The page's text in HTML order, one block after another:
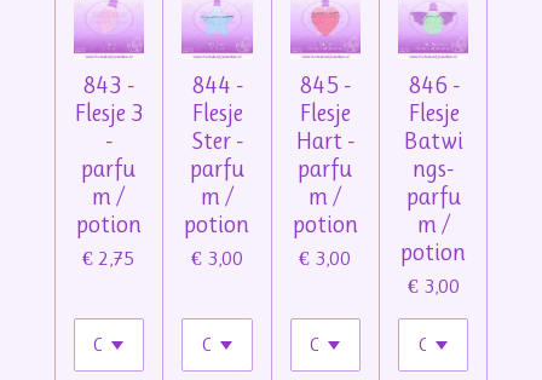
843 -
Flesje 3
-
parfu
m /
potion
€ 2,75
844 -
Flesje
Ster -
parfu
m /
potion
€ 3,00
845 -
Flesje
Hart -
parfu
m /
potion
€ 3,00
846 -
Flesje
Batwi
ngs-
parfu
m /
potion
€ 3,00